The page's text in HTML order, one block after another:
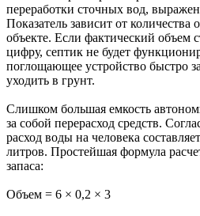
переработки сточных вод,
Показатель зависит от количества
объекте. Если фактический объем
цифру, септик не будет
поглощающее устройство быстро
уходить в грунт.
Слишком большая емкость
за собой перерасход средств.
расход воды на человека
литров. Простейшая формула
запаса:
Объем = 6 × 0,2 × 3